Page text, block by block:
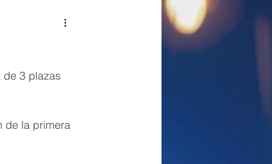
de 3 plazas
de la primera